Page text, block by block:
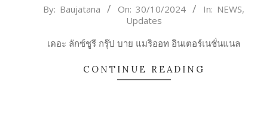
2024-
By: Baujatana On: 30/10/2024 In: NEWS,
Updates
เดอะ ลักซ์ชูรี กรุ๊ป บาย แมริออท อินเตอร์เนชั่นแนล
CONTINUE READING